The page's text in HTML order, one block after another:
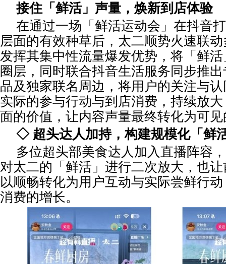
接住「鲜活」声量，焕新到店体验
在通过一场「鲜活运动会」在抖音
层面的有效种草后，太二顺势火速联
发挥其集中性流量爆发优势，将「鲜
圈层，同时联合抖音生活服务同步推
品及独家联名周边，将用户的关注与
实际的参与行动与到店消费，持续放
面的价值，让内容声量最终转化为可
◇ 超头达人加持，构建规模化「鲜
多位超头部美食达人加入直播阵容
对太二的「鲜活」进行二次放大，也
以顺畅转化为用户互动与实际尝鲜行
消费的增长。